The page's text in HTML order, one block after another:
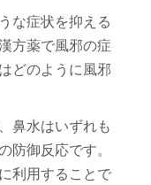
な症状を抑える
方薬で風邪の症
どのように風邪
鼻水はいずれも
防御反応です。
利用することで